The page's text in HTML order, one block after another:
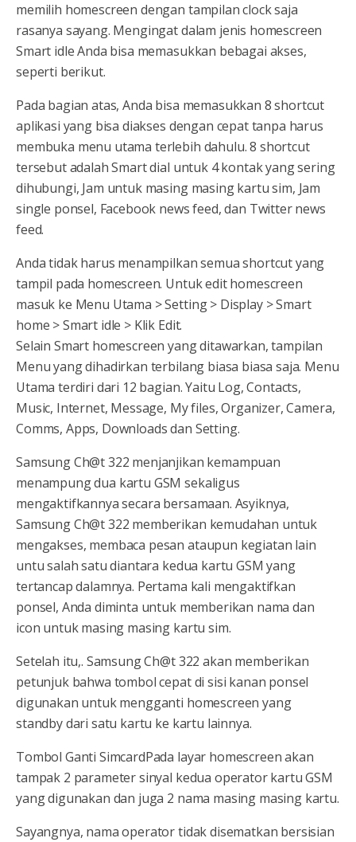
memilih homescreen dengan tampilan clock saja
rasanya sayang. Mengingat dalam jenis homescreen
Smart idle Anda bisa memasukkan bebagai akses,
seperti berikut.
Pada bagian atas, Anda bisa memasukkan 8 shortcut
aplikasi yang bisa diakses dengan cepat tanpa harus
membuka menu utama terlebih dahulu. 8 shortcut
tersebut adalah Smart dial untuk 4 kontak yang sering
dihubungi, Jam untuk masing masing kartu sim, Jam
single ponsel, Facebook news feed, dan Twitter news
feed.
Anda tidak harus menampilkan semua shortcut yang
tampil pada homescreen. Untuk edit homescreen
masuk ke Menu Utama > Setting > Display > Smart
home > Smart idle > Klik Edit.
Selain Smart homescreen yang ditawarkan, tampilan
Menu yang dihadirkan terbilang biasa biasa saja. Menu
Utama terdiri dari 12 bagian. Yaitu Log, Contacts,
Music, Internet, Message, My files, Organizer, Camera,
Comms, Apps, Downloads dan Setting.
Samsung Ch@t 322 menjanjikan kemampuan
menampung dua kartu GSM sekaligus
mengaktifkannya secara bersamaan. Asyiknya,
Samsung Ch@t 322 memberikan kemudahan untuk
mengakses, membaca pesan ataupun kegiatan lain
untu salah satu diantara kedua kartu GSM yang
tertancap dalamnya. Pertama kali mengaktifkan
ponsel, Anda diminta untuk memberikan nama dan
icon untuk masing masing kartu sim.
Setelah itu,. Samsung Ch@t 322 akan memberikan
petunjuk bahwa tombol cepat di sisi kanan ponsel
digunakan untuk mengganti homescreen yang
standby dari satu kartu ke kartu lainnya.
Tombol Ganti SimcardPada layar homescreen akan
tampak 2 parameter sinyal kedua operator kartu GSM
yang digunakan dan juga 2 nama masing masing kartu.
Sayangnya, nama operator tidak disematkan bersisian